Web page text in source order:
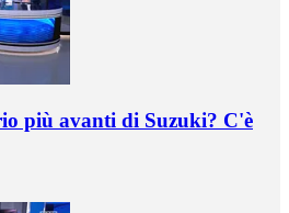
più avanti di Suzuki? C'è